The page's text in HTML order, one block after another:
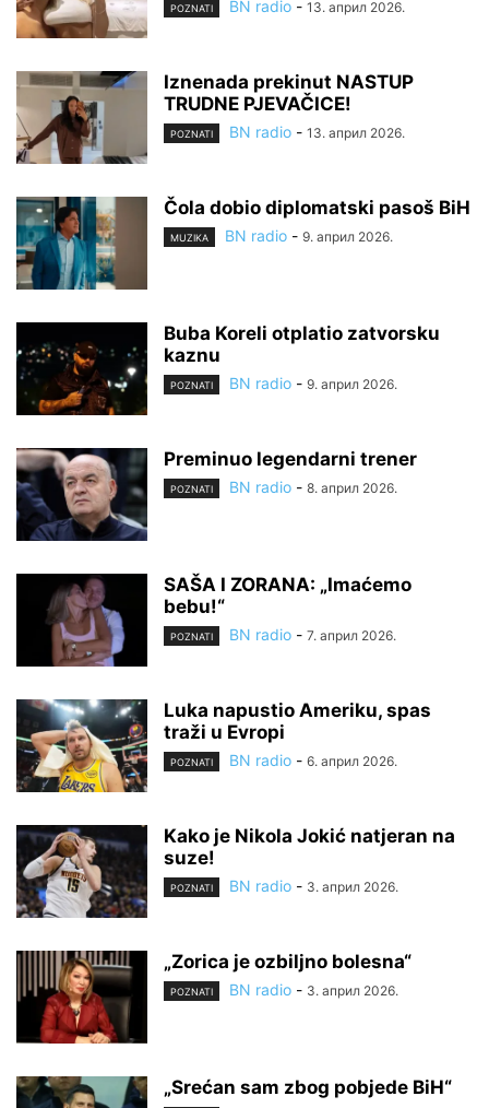
POZNATI BN radio - 13. април 2026.
Iznenada prekinut NASTUP
TRUDNE PJEVAČICE!
POZNATI BN radio - 13. април 2026.
Čola dobio diplomatski pasoš BiH
MUZIKA BN radio - 9. април 2026.
Buba Koreli otplatio zatvorsku
kaznu
POZNATI BN radio - 9. април 2026.
Preminuo legendarni trener
POZNATI BN radio - 8. април 2026.
SAŠA I ZORANA: „Imaćemo
bebu!“
POZNATI BN radio - 7. април 2026.
Luka napustio Ameriku, spas
traži u Evropi
POZNATI BN radio - 6. април 2026.
Kako je Nikola Jokić natjeran na
suze!
POZNATI BN radio - 3. април 2026.
„Zorica je ozbiljno bolesna“
POZNATI BN radio - 3. април 2026.
„Srećan sam zbog pobjede BiH“